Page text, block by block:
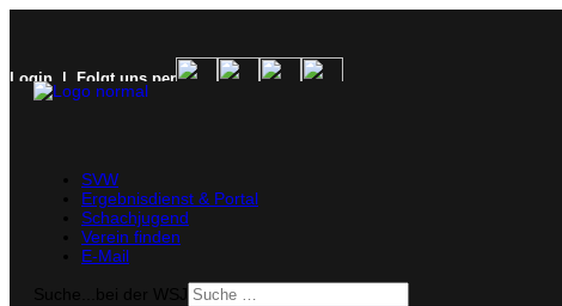
Login | Folgt uns per
SVW
Ergebnisdienst & Portal
Schachjugend
Verein finden
E-Mail